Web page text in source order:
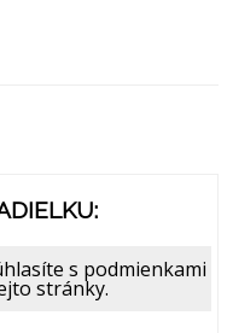
s podmienkami
stránky.